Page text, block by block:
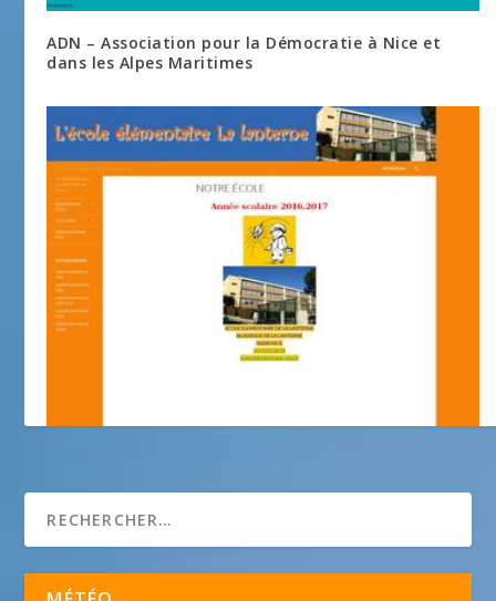
ADN – Association pour la Démocratie à Nice et
dans les Alpes Maritimes